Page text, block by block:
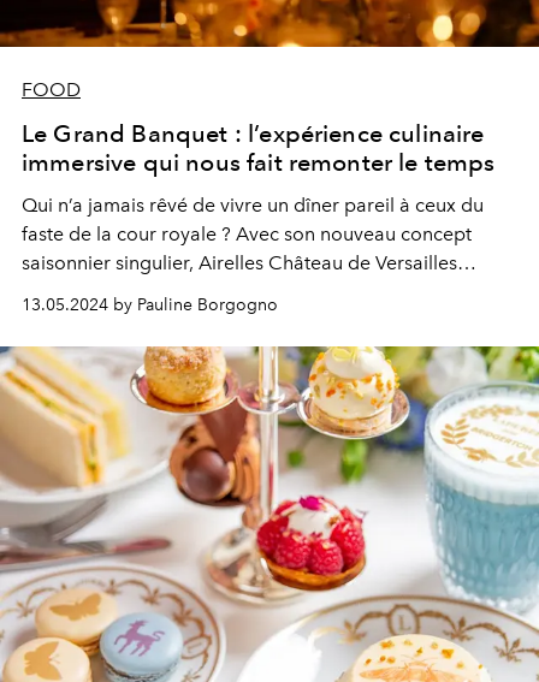
FOOD
Le Grand Banquet : l’expérience culinaire
immersive qui nous fait remonter le temps
Qui n’a jamais rêvé de vivre un dîner pareil à ceux du
faste de la cour royale ? Avec son nouveau concept
saisonnier singulier, Airelles Château de Versailles
imagine Le Grand Banquet — pour une soirée sous le
signe de l’exception.
13.05.2024 by Pauline Borgogno